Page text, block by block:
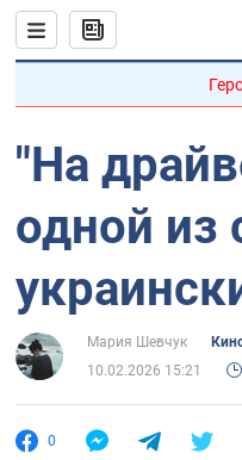
"На
одной
Мария Шевчук
10.02.2026 15:21
0